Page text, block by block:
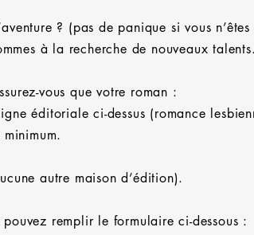
? (pas de panique si vous
à la recherche de nouveaux talents.
vous que votre roman :
éditoriale ci-dessus (romance
autre maison d’édition).
remplir le formulaire ci-dessous :